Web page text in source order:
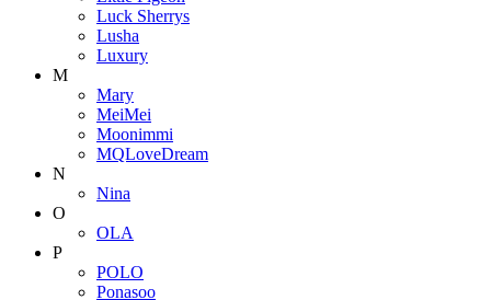
Luck Sherrys
Lusha
Luxury
M
Mary
MeiMei
Moonimmi
MQLoveDream
N
Nina
O
OLA
P
POLO
Ponasoo